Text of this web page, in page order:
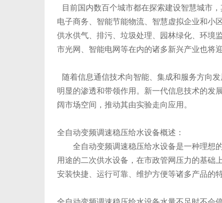
目前国内数百个城市都在探索建设智慧城市
电子商务、智能节能物流、智慧虚拟企业和小
供水供气、排污、垃圾处理、园林绿化、环境
市光网、智能电网等在内的诸多新兴产业也将
随着信息通信技术向智能、集成和服务方向
明显的渗透和带领作用。新一代信息技术的发
阔市场空间，推动其由实验走向应用。
全自动变频调速稳压给水设备概述：
全自动变频调速稳压给水设备是一种理想的
用途的二次供水设备，在市政管网压力的基础
安装快捷、运行可靠、维护方便等诸多产品的